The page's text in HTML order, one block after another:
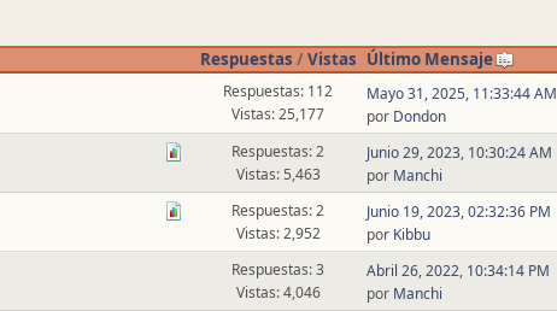
Respuestas /Vistas Último Mensaje
Respuestas: 112
Vistas: 25,177
Mayo 31, 2025, 11:33:44 AM
por Dondon
Respuestas: 2
Vistas: 5,463
Junio 29, 2023, 10:30:24 AM
por Manchi
Respuestas: 2
Vistas: 2,952
Junio 19, 2023, 02:32:36 PM
por Kibbu
Respuestas: 3
Vistas: 4,046
Abril 26, 2022, 10:34:14 PM
por Manchi